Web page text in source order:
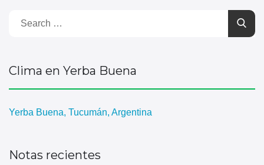
Clima en Yerba Buena
Yerba Buena, Tucumán, Argentina
Notas recientes